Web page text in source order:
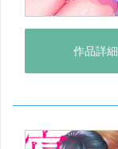
作品詳細